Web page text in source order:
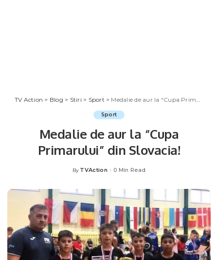
TV Action > Blog > Stiri > Sport > Medalie de aur la “Cupa Primarului” din Slovacia!
Sport
Medalie de aur la “Cupa
Primarului” din Slovacia!
Posted
By TVAction 0 Min Read